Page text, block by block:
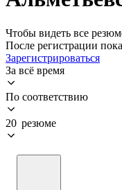
Чтобы видеть все
После регистрации
Зарегистрироваться
За всё время
По соответствию
20 резюме